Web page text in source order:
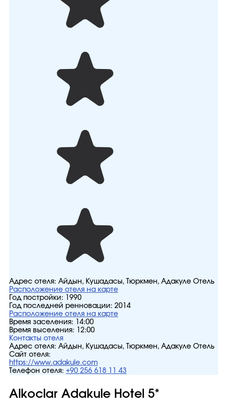
Адрес отеля: Айдын, Кушадасы, Тюркмен, Адакуле Отель
Расположение отеля на карте
Год постройки:
1990
Год последней ренновации: 2014
Расположение отеля на карте
Время заселения:
14:00
Время выселения:
12:00
Контакты отеля
Адрес отеля: Айдын, Кушадасы, Тюркмен, Адакуле Отель
Сайт отеля:
https://www.adakule.com
Телефон отеля: +90 256 618 11 43
Alkoclar Adakule Hotel 5*